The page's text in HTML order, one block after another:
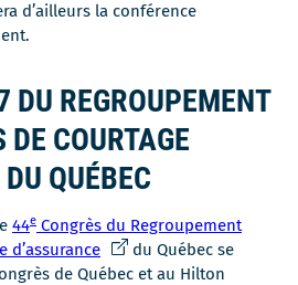
d’ailleurs la conférence
DU REGROUPEMENT
COURTAGE
QUÉBEC
44e Congrès du Regroupement
d’assuranceCe
lien
du Québec se
de Québec et au Hilton